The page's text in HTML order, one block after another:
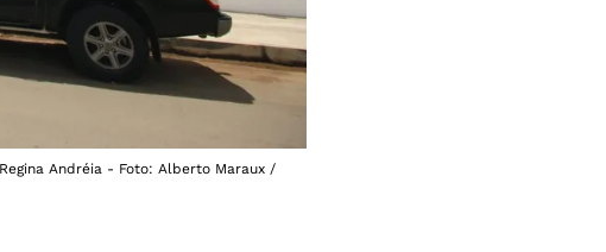
Andréia - Foto: Alberto Maraux /